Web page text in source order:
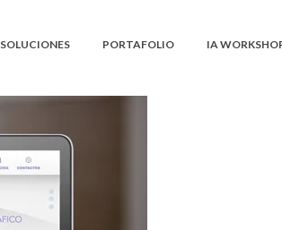
SOLUCIONES PORTAFOLIO IA